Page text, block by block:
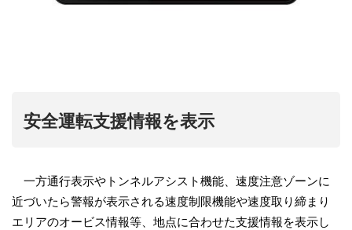
安全運転支援情報を表示
一方通行表示やトンネルアシスト機能、速度注意ゾーンに
近づいたら警報が表示される速度制限機能や速度取り締まり
エリアのオービス情報等、地点に合わせた支援情報を表示し